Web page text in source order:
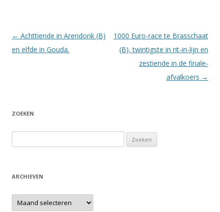
Berichtnavigatie
← Achttiende in Arendonk (B)
en elfde in Gouda.
1000 Euro-race te Brasschaat
(B), twintigste in rit-in-lijn en
zestiende in de finale-
afvalkoers →
ZOEKEN
naar:
ARCHIEVEN
Archieven